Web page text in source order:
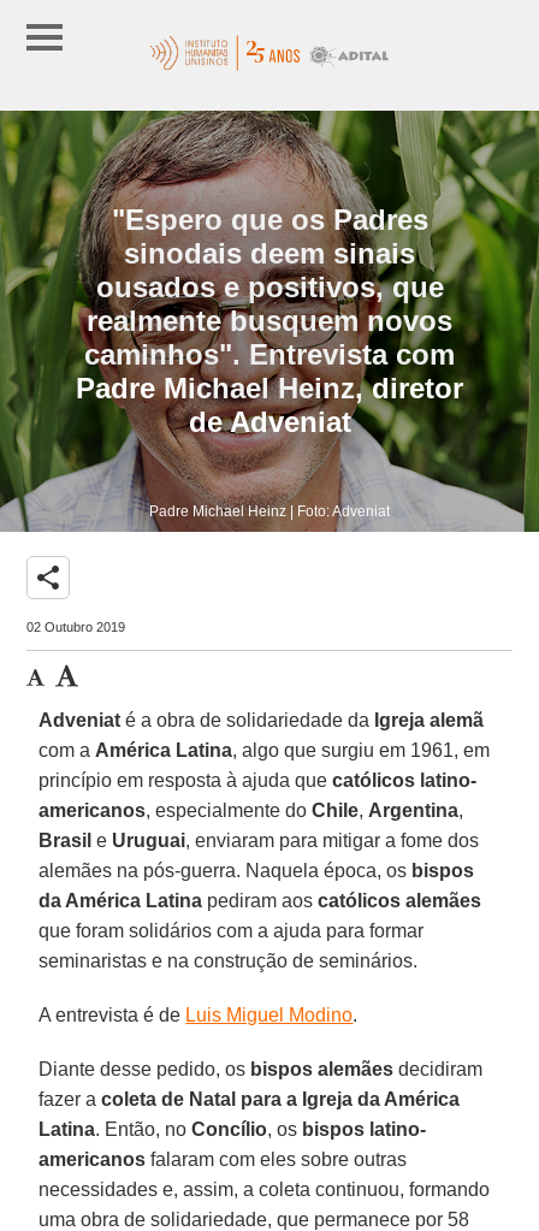
"Espero que os Padres
sinodais deem sinais
ousados e positivos, que
realmente busquem novos
caminhos". Entrevista com
Padre Michael Heinz, diretor
de Adveniat
Padre Michael Heinz | Foto: Adveniat
share
02 Outubro 2019
Adveniat é a obra de solidariedade da Igreja alemã
com a América Latina, algo que surgiu em 1961, em
princípio em resposta à ajuda quecatólicos latino-
americanos, especialmente doChile, Argentina,
Brasil e Uruguai, enviaram para mitigar a fome dos
alemães na pós-guerra. Naquela época, os bispos
da América Latina pediram aoscatólicos alemães
que foram solidários com a ajuda para formar
seminaristas e na construção de seminários.
A entrevista é de Luis Miguel Modino.
Diante desse pedido, os bispos alemães decidiram
fazer acoleta de Natal para a Igreja da América
Latina. Então, noConcílio, os bispos latino-
americanos falaram com eles sobre outras
necessidades e, assim, a coleta continuou, formando
uma obra de solidariedade, que permanece por 58